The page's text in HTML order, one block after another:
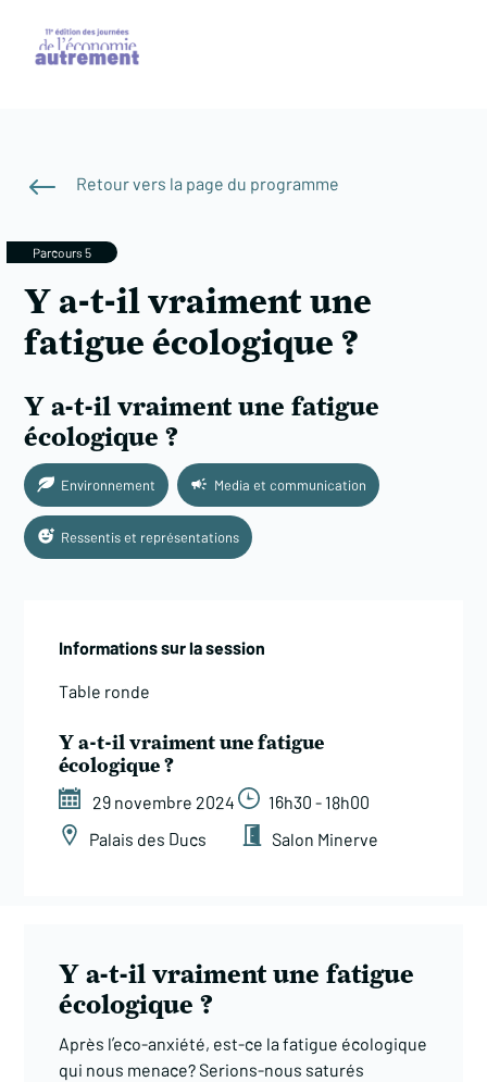
# Retour vers la page du programme
Parcours 5
Y a-t-il vraiment une
fatigue écologique ?
Y a-t-il vraiment une fatigue
écologique ?
Environnement Media et communication
Ressentis et représentations
Informations sur la session
Table ronde
Y a-t-il vraiment une fatigue
écologique ?
29 novembre 2024
16h30 - 18h00
Palais des Ducs
Salon Minerve
Y a-t-il vraiment une fatigue
écologique ?
Après l’eco-anxiété, est-ce la fatigue écologique
qui nous menace? Serions-nous saturés